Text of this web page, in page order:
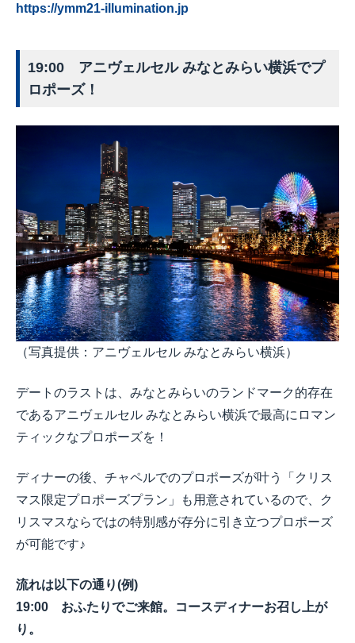
https://ymm21-illumination.jp
19:00 アニヴェルセル みなとみらい横浜でプ
ロポーズ！
（写真提供：アニヴェルセル みなとみらい横浜）
デートのラストは、みなとみらいのランドマーク的存在
であるアニヴェルセル みなとみらい横浜で最高にロマン
ティックなプロポーズを！
ディナーの後、チャペルでのプロポーズが叶う「クリス
マス限定プロポーズプラン」も用意されているので、ク
リスマスならではの特別感が存分に引き立つプロポーズ
が可能です♪
流れは以下の通り(例)
19:00 おふたりでご来館。コースディナーお召し上が
り。